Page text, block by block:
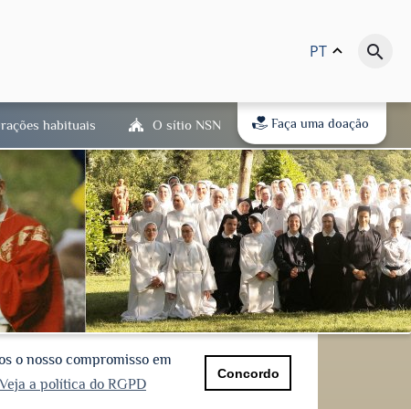
PT keyboard_arrow_up search
habituais O sítio NSN Faça uma doação
o nosso compromisso em
a política do RGPD
Concordo